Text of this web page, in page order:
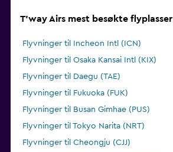
T'way Airs mest besøkte flyplasser
Flyvninger til Incheon Intl (ICN)
Flyvninger til Osaka Kansai Intl (KIX)
Flyvninger til Daegu (TAE)
Flyvninger til Fukuoka (FUK)
Flyvninger til Busan Gimhae (PUS)
Flyvninger til Tokyo Narita (NRT)
Flyvninger til Cheongju (CJJ)